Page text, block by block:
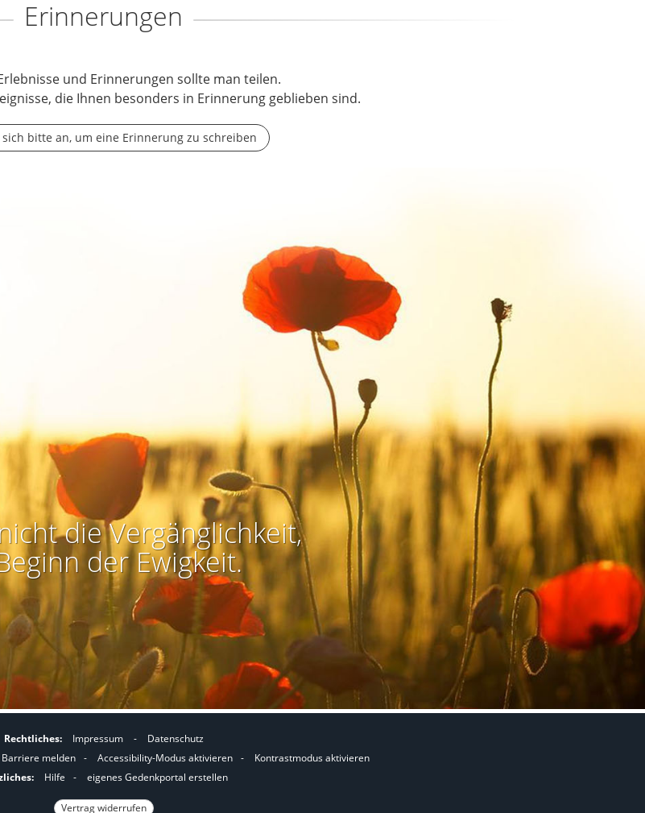
Erinnerungen
und Erinnerungen sollte man teilen.
die Ihnen besonders in Erinnerung geblieben sind.
sich bitte an, um eine Erinnerung zu schreiben
die Vergänglichkeit,
der Ewigkeit.
Rechtliches: Impressum -
Datenschutz
Barriere melden -
I
m
Accessibility-Modus aktivieren -
IKontrastmodus aktivieren
Hilfe - eigenes Gedenkportal erstellen
Vertrag widerrufen